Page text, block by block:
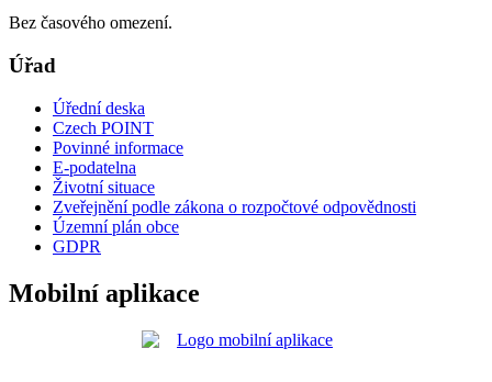
Bez časového omezení.
Úřad
Úřední deska
Czech POINT
Povinné informace
E-podatelna
Životní situace
Zveřejnění podle zákona o rozpočtové odpovědnosti
Územní plán obce
GDPR
Mobilní aplikace